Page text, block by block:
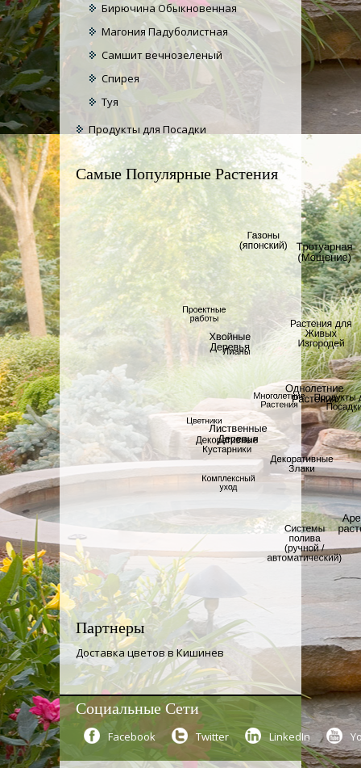
Бирючина Обыкновенная
Магония Падуболистная
Самшит вечнозеленый
Спирея
Туя
Продукты для Посадки
Самые Популярные Растения
Партнеры
Доставка цветов в Кишинев
Социальные Сети
Facebook Twitter LinkedIn